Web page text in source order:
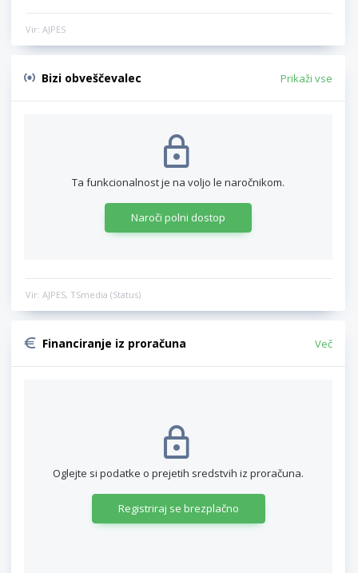
Vir: AJPES
Bizi obveščevalec Prikaži vse
Ta funkcionalnost je na voljo le naročnikom.
Naroči polni dostop
Vir: AJPES, TSmedia (Status)
Financiranje iz proračuna Več
Oglejte si podatke o prejetih sredstvih iz proračuna.
Registriraj se brezplačno